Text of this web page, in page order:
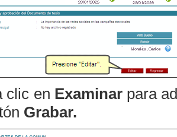
clic en Examinarpara
Grabar.